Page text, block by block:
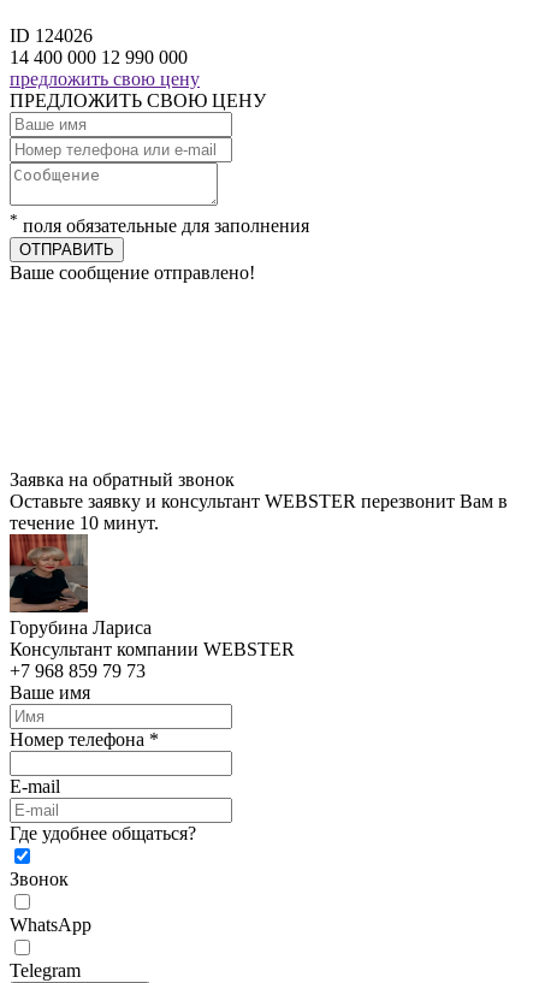
ID 124026
14 400 000 12 990 000
предложить свою цену
ПРЕДЛОЖИТЬ СВОЮ ЦЕНУ
* поля обязательные для заполнения
ОТПРАВИТЬ
Ваше сообщение отправлено!
Заявка на обратный звонок
Оставьте заявку и консультант WEBSTER перезвонит Вам в
течение 10 минут.
Горубина Лариса
Консультант компании WEBSTER
+7 968 859 79 73
Ваше имя
Номер телефона *
E-mail
Где удобнее общаться?
Звонок
WhatsApp
Telegram